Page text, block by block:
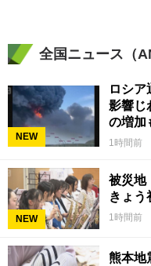
全国ニュース（
NEW
ロシ
影響じ
の増加
1時間前
NEW
被災地
きょ
1時間前
熊本地